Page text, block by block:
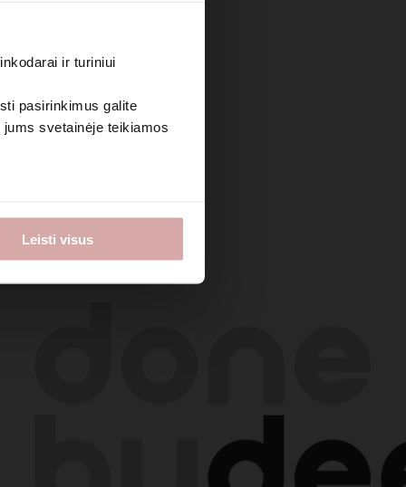
ir turiniui
pasirinkimus galite
svetainėje teikiamos
Leisti visus